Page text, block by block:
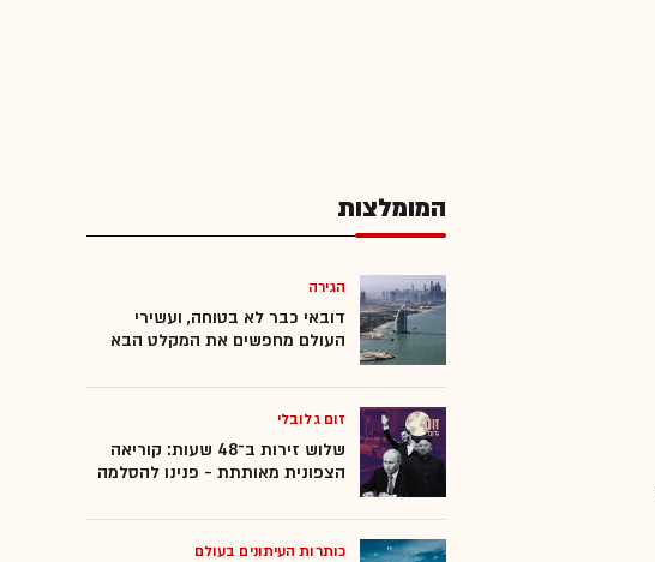
פרסום סמוי
המומלצות
הגירה
דובאי כבר לא בטוחה, ועשירי
העולם מחפשים את המקלט הבא
זום גלובלי
שלוש זירות ב־48 שעות: קוריאה
הצפונית מאותתת - פנינו להסלמה
כותרות העיתונים בעולם